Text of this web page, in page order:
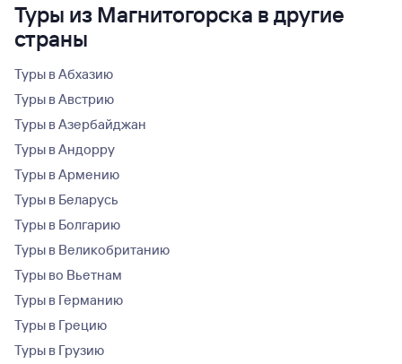
Туры из Магнитогорска в другие
страны
Туры в Абхазию
Туры в Австрию
Туры в Азербайджан
Туры в Андорру
Туры в Армению
Туры в Беларусь
Туры в Болгарию
Туры в Великобританию
Туры во Вьетнам
Туры в Германию
Туры в Грецию
Туры в Грузию